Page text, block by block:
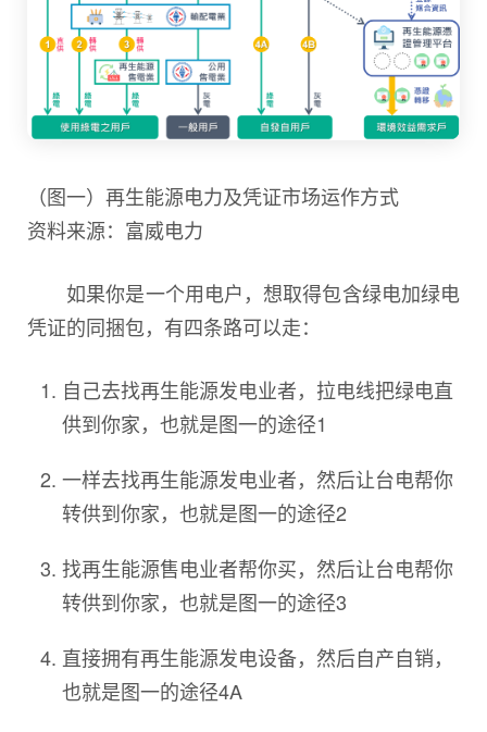
（图一）再生能源电力及凭证市场运作方式
资料来源：富威电力
如果你是一个用电户，想取得包含绿电加绿电
凭证的同捆包，有四条路可以走：
自己去找再生能源发电业者，拉电线把绿电直
供到你家，也就是图一的途径1
一样去找再生能源发电业者，然后让台电帮你
转供到你家，也就是图一的途径2
找再生能源售电业者帮你买，然后让台电帮你
转供到你家，也就是图一的途径3
直接拥有再生能源发电设备，然后自产自销，
也就是图一的途径4A